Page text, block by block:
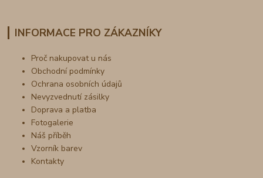
INFORMACE PRO ZÁKAZNÍKY
Proč nakupovat u nás
Obchodní podmínky
Ochrana osobních údajů
Nevyzvednutí zásilky
Doprava a platba
Fotogalerie
Náš příběh
Vzorník barev
Kontakty